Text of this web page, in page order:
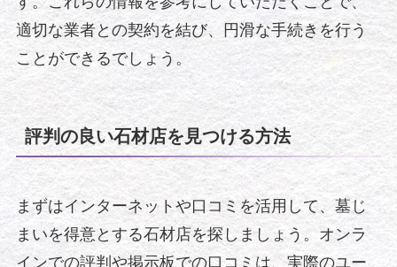
適切な業者との契約を結び、円滑な手続きを行う
ことができるでしょう。
評判の良い石材店を見つける方法
まずはインターネットや口コミを活用して、墓じ
まいを得意とする石材店を探しましょう。オンラ
インでの評判や掲示板での口コミは、実際のユー